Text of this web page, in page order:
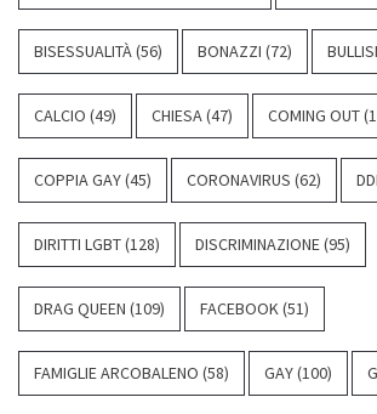
BISESSUALITÀ(56) BONAZZI (72)
CALCIO (49) CHIESA(47) COMING OUT
COPPIA GAY(45) CORONAVIRUS (62)
DIRITTI LGBT(128) DISCRIMINAZIONE(95)
DRAG QUEEN (109) FACEBOOK(51)
FAMIGLIE ARCOBALENO (58) GAY(100)